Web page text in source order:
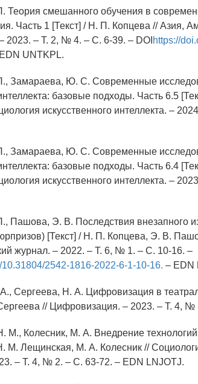
Теория смешанного обучения в
Часть 1 [Текст] / Н. П. Копцева // Азия,
2023. – Т. 2, № 4. – С. 6-39. – DOI https://
UNTKPL.
Замараева, Ю. С. Современные
базовые подходы. Часть 6.5
искусственного интеллекта. –
Замараева, Ю. С. Современные
базовые подходы. Часть 6.4
искусственного интеллекта. –
Пашова, Э. В. Последствия внезапного
[Текст] / Н. П. Копцева, Э. В.
журнал. – 2022. – Т. 6, № 1. – С. 10-16. –
10.31804/2542-1816-2022-6-1-10-16. – EDN
Сергеева, Н. А. Цифровизация в
// Цифровизация. – 2023. – Т. 4, №
М., Колесник, М. А. Внедрение технологий
М. Лещинская, М. А. Колесник //
– Т. 4, № 2. – С. 63-72. – EDN LNJOTJ.